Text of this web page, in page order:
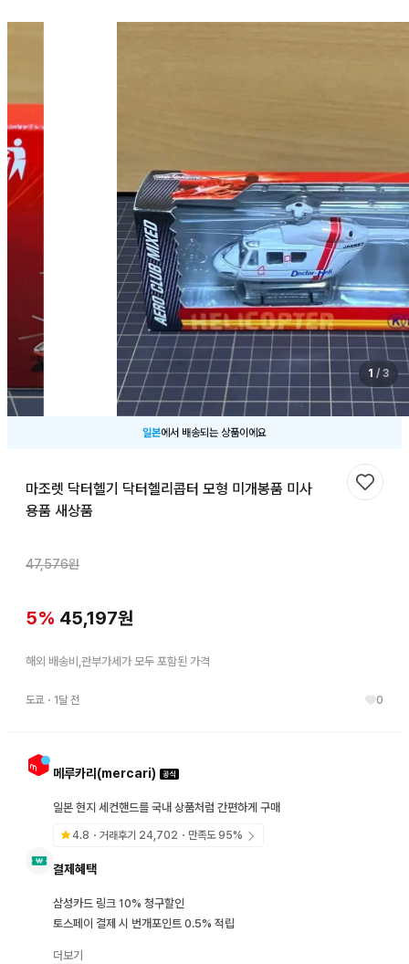
1 / 3
일본에서 배송되는 상품이에요
마조렛 닥터헬기 닥터헬리콥터 모형 미개봉품 미사
용품 새상품
47,576원
5% 45,197원
해외 배송비,관부가세가 모두 포함된 가격
도쿄・ 1달 전 0
메루카리(mercari)
일본 현지 세컨핸드를 국내 상품처럼 간편하게 구매
4.8 ・거래후기 24,702 ・만족도95%
결제혜택
삼성카드 링크 10% 청구할인
토스페이 결제 시 번개포인트 0.5% 적립
더보기
찜하기